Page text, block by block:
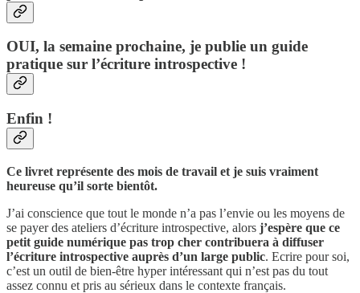
OUI, la semaine prochaine, je publie un guide
pratique sur l’écriture introspective !
Enfin !
Ce livret représente des mois de travail et je suis vraiment
heureuse qu’il sorte bientôt.
J’ai conscience que tout le monde n’a pas l’envie ou les moyens de
se payer des ateliers d’écriture introspective, alors j’espère que ce
petit guide numérique pas trop cher contribuera à diffuser
l’écriture introspective auprès d’un large public. Ecrire pour soi,
c’est un outil de bien-être hyper intéressant qui n’est pas du tout
assez connu et pris au sérieux dans le contexte français.